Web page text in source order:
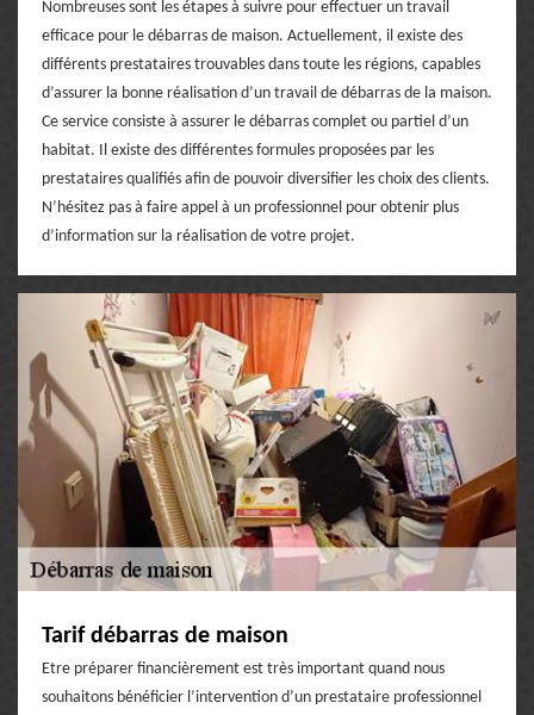
Nombreuses sont les étapes à suivre pour effectuer un travail
efficace pour le débarras de maison. Actuellement, il existe des
différents prestataires trouvables dans toute les régions, capables
d’assurer la bonne réalisation d’un travail de débarras de la maison.
Ce service consiste à assurer le débarras complet ou partiel d’un
habitat. Il existe des différentes formules proposées par les
prestataires qualifiés afin de pouvoir diversifier les choix des clients.
N’hésitez pas à faire appel à un professionnel pour obtenir plus
d’information sur la réalisation de votre projet.
Tarif débarras de maison
Etre préparer financièrement est très important quand nous
souhaitons bénéficier l’intervention d’un prestataire professionnel